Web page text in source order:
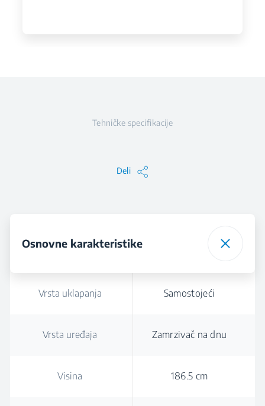
Tehničke specifikacije
Deli
Osnovne karakteristike
Vrsta uklapanja Samostojeći
Vrsta uređaja Zamrzivač na dnu
Visina 186.5 cm